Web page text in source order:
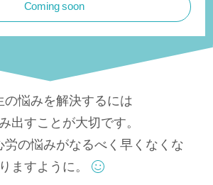
Coming soon
の悩みを解決するには
出すことが大切です。
労の悩みがなるべく早くなくな
りますように。